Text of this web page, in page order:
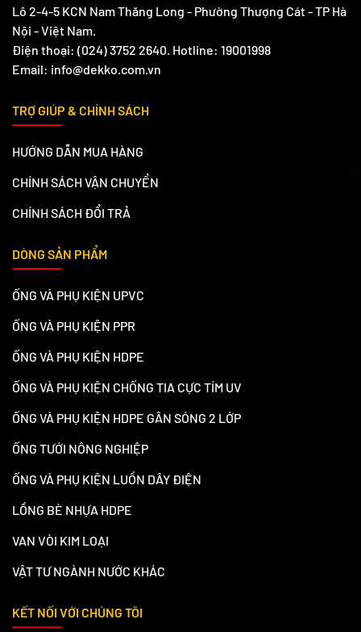
Lô 2-4-5 KCN Nam Thăng Long - Phường Thượng Cát - TP Hà
Nội - Việt Nam.
Điện thoại: (024) 3752 2640. Hotline: 19001998
Email: info@dekko.com.vn
TRỢ GIÚP & CHÍNH SÁCH
HƯỚNG DẪN MUA HÀNG
CHÍNH SÁCH VẬN CHUYỂN
CHÍNH SÁCH ĐỔI TRẢ
DÒNG SẢN PHẨM
ỐNG VÀ PHỤ KIỆN UPVC
ỐNG VÀ PHỤ KIỆN PPR
ỐNG VÀ PHỤ KIỆN HDPE
ỐNG VÀ PHỤ KIỆN CHỐNG TIA CỰC TÍM UV
ỐNG VÀ PHỤ KIỆN HDPE GÂN SÓNG 2 LỚP
ỐNG TƯỚI NÔNG NGHIỆP
ỐNG VÀ PHỤ KIỆN LUỒN DÂY ĐIỆN
LỒNG BÈ NHỰA HDPE
VAN VÒI KIM LOẠI
VẬT TƯ NGÀNH NƯỚC KHÁC
KẾT NỐI VỚI CHÚNG TÔI